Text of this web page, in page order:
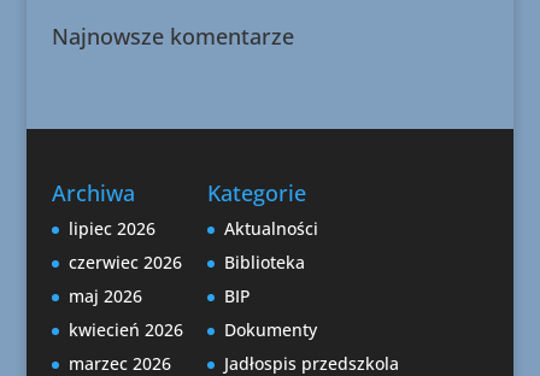
Najnowsze komentarze
Archiwa
lipiec 2026
czerwiec 2026
maj 2026
kwiecień 2026
marzec 2026
Kategorie
Aktualności
Biblioteka
BIP
Dokumenty
Jadłospis przedszkola